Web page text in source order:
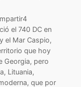
el 740 DC en
el Mar Caspio,
que hoy
Georgia, pero
Lituania,
que por